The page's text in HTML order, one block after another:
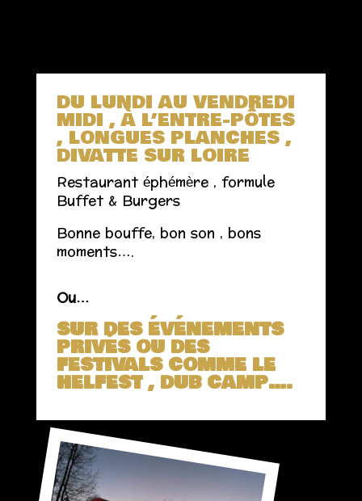
DU LUNDI AU VENDREDI
MIDI , À L’ENTRE-PÔTES
, LONGUES PLANCHES ,
DIVATTE SUR LOIRE
Restaurant éphémère , formule
Buffet & Burgers
Bonne bouffe, bon son , bons
moments….
Ou…
SUR DES ÉVÉNEMENTS
PRIVÉS OU DES
FESTIVALS COMME LE
HELFEST , DUB CAMP….